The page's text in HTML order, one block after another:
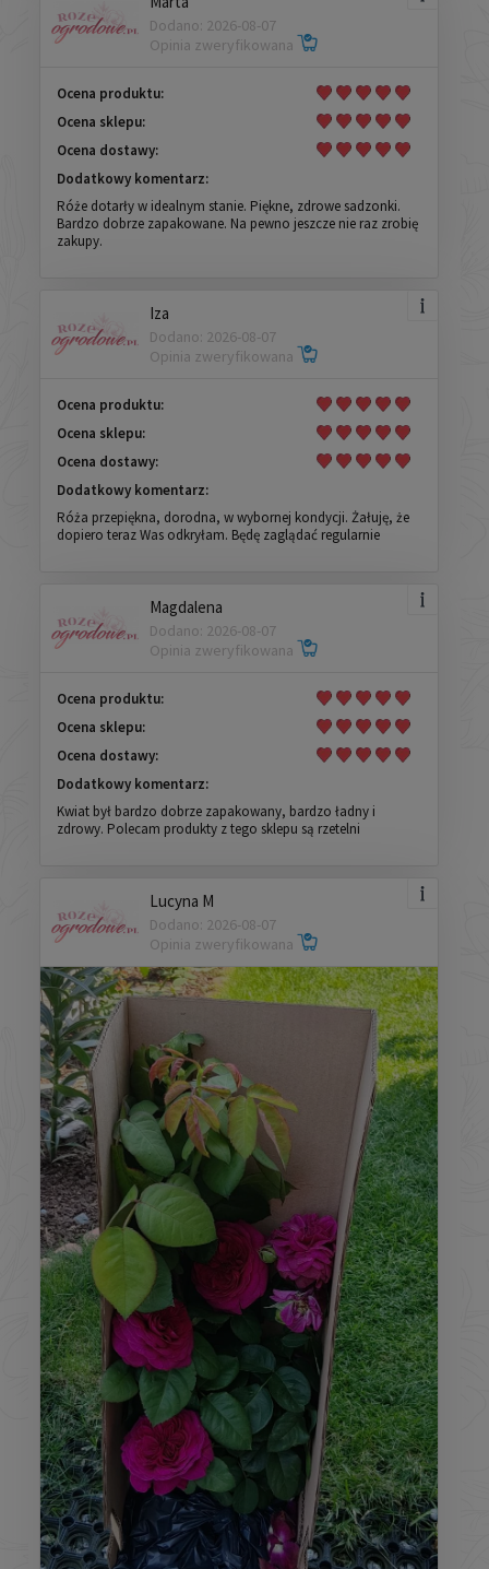
Dodano: 2026-08-07
Opinia zweryfikowana
Ocena produktu:
Ocena sklepu:
Ocena dostawy:
Dodatkowy komentarz:
Róże dotarły w idealnym stanie. Piękne, zdrowe sadzonki.
Bardzo dobrze zapakowane. Na pewno jeszcze nie raz zrobię
zakupy.
Iza
Dodano: 2026-08-07
Opinia zweryfikowana
Ocena produktu:
Ocena sklepu:
Ocena dostawy:
Dodatkowy komentarz:
Róża przepiękna, dorodna, w wybornej kondycji. Żałuję, że
dopiero teraz Was odkryłam. Będę zaglądać regularnie
Magdalena
Dodano: 2026-08-07
Opinia zweryfikowana
Ocena produktu:
Ocena sklepu:
Ocena dostawy:
Dodatkowy komentarz:
Kwiat był bardzo dobrze zapakowany, bardzo ładny i
zdrowy. Polecam produkty z tego sklepu są rzetelni
Lucyna M
Dodano: 2026-08-07
Opinia zweryfikowana